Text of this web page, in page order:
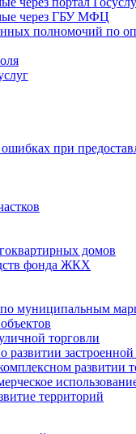
через ГБУ МФЦ
полномочий по
при
домов
фонда ЖКХ
по муниципальным
торговли
развитии
территорий